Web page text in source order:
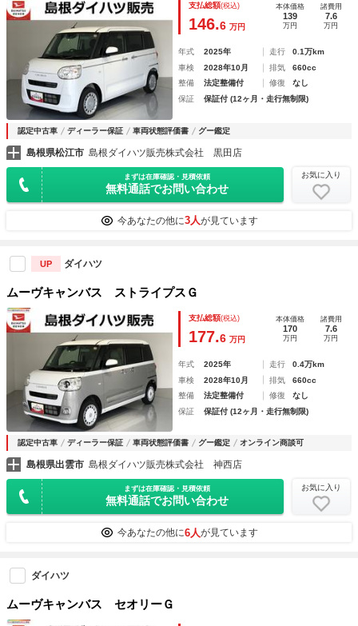
支払総額(税込)
146.6 万円
本体価格
139
万円
諸費用
7.6
万円
年式 2025年 走行
0.1万km
車検
2028年10月 排気
660cc
整備
法定整備付 修復
なし
保証
保証付 (12ヶ月・走行無制限)
認定中古車 ディーラー保証 車両状態評価書 グー鑑定
島根県松江市 島根ダイハツ販売株式会社 黒田店
まずは在庫確認・見積依頼
無料通話でお問い合わせ
お気に入り
今あなたの他に3人が見ています
UP ダイハツ
ムーヴキャンバス ストライプスＧ
支払総額(税込)
177.6 万円
本体価格
170
万円
諸費用
7.6
万円
年式 2025年 走行
0.4万km
車検
2028年10月 排気
660cc
整備
法定整備付 修復
なし
保証
保証付 (12ヶ月・走行無制限)
認定中古車 ディーラー保証 車両状態評価書 グー鑑定 オンライン商談可
島根県出雲市 島根ダイハツ販売株式会社 神西店
まずは在庫確認・見積依頼
無料通話でお問い合わせ
お気に入り
今あなたの他に6人が見ています
ダイハツ
ムーヴキャンバス セオリーＧ